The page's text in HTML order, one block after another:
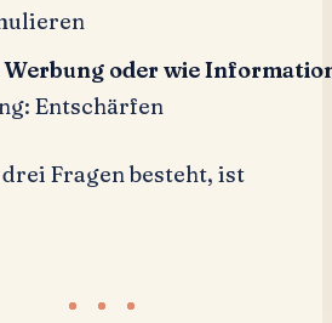
oder wie
Entschärfen
Fragen besteht, ist